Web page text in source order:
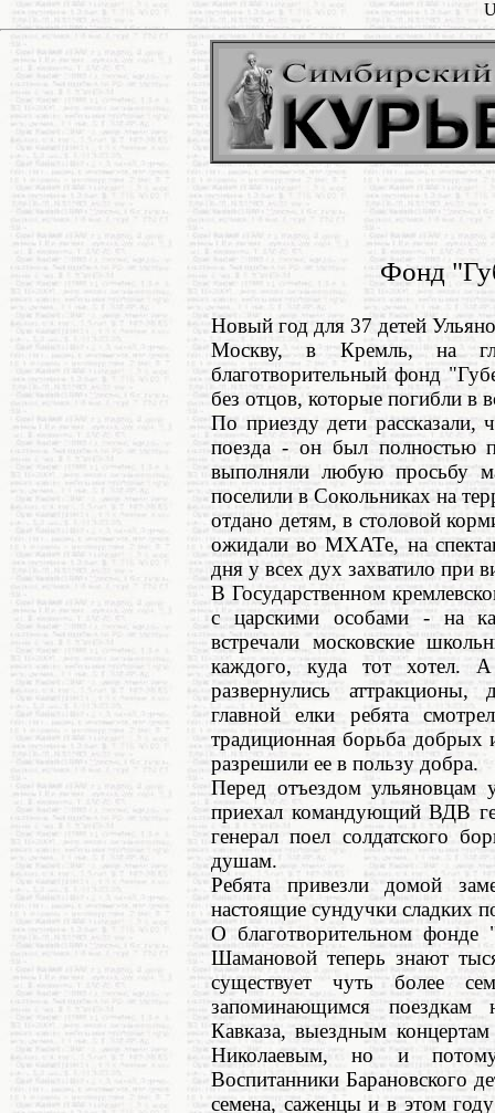
Фонд
Новый год для 37 детей
Москву, в Кремль, на
благотворительный фонд
без отцов, которые погибли в
По приезду дети рассказали,
поезда - он был полностью
выполняли любую просьбу
поселили в Сокольниках на
отдано детям, в столовой
ожидали во МХАТе, на
дня у всех дух захватило при
В Государственном
с царскими особами - на
встречали московские
каждого, куда тот хотел.
развернулись аттракционы,
главной елки ребята
традиционная борьба
разрешили ее в пользу добра.
Перед отъездом ульяновцам
приехал командующий ВДВ
генерал поел солдатского
душам.
Ребята привезли домой
настоящие сундучки сладких
О благотворительном
Шамановой теперь знают
существует чуть более
запоминающимся поездкам
Кавказа, выездным
Николаевым, но и
Воспитанники Барановского
семена, саженцы и в этом